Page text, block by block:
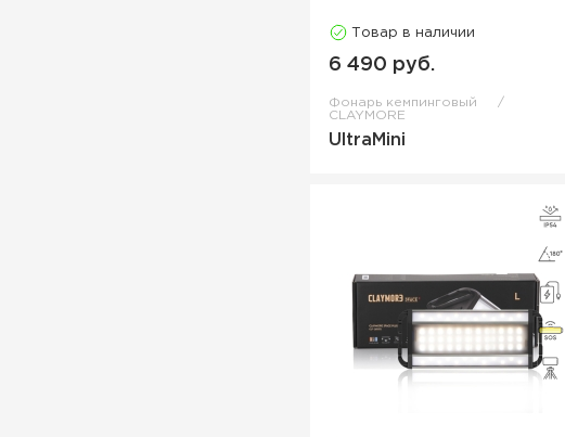
Товар в наличии
6 490 руб.
Фонарь кемпинговый
CLAYMORE
UltraMini